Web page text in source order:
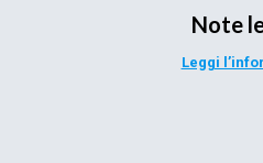
Note
Leggi